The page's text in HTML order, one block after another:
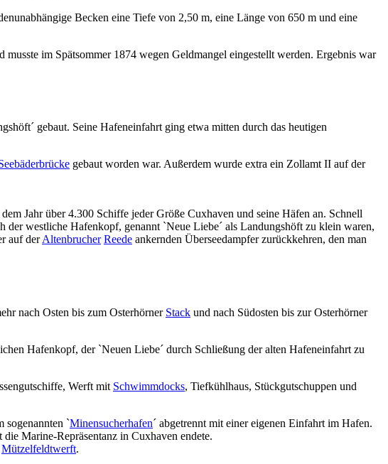
Becken eine Tiefe von 2,50 m, eine Länge von 650 m und eine
im Spätsommer 1874 wegen Geldmangel eingestellt werden. Ergebnis war
gebaut. Seine Hafeneinfahrt ging etwa mitten durch das heutigen
gebaut worden war. Außerdem wurde extra ein Zollamt II auf der
Jahr über 4.300 Schiffe jeder Größe Cuxhaven und seine Häfen an. Schnell
westliche Hafenkopf, genannt `Neue Liebe´ als Landungshöft zu klein waren,
auf derAltenbrucher Reede ankernden Überseedampfer zurückkehren, den man
nach Osten bis zum Osterhörner Stack und nach Südosten bis zur Osterhörner
Hafenkopf, der `Neuen Liebe´ durch Schließung der alten Hafeneinfahrt zu
Werft mit Schwimmdocks, Tiefkühlhaus, Stückgutschuppen und
sogenannten `Minensucherhafen´ abgetrennt mit einer eigenen Einfahrt im Hafen.
Marine-Repräsentanz in Cuxhaven endete.
Mützelfeldtwerft.